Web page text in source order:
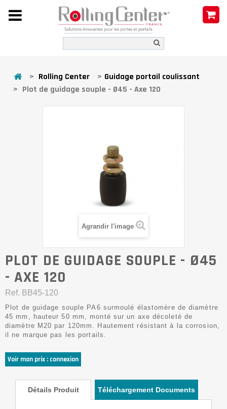
> Rolling Center > Guidage portail coulissant
> Plot de guidage souple - Ø45 - Axe 120
Agrandir l'image
PLOT DE GUIDAGE SOUPLE - Ø45
- AXE 120
Ref. BB45-120
Plot de guidage souple PA6 surmoulé élastomère de diamètre
45 mm, hauteur 50 mm, monté sur un axe décoleté de
diamètre M20 par 120mm. Hautement résistant à la corrosion,
il ne marque pas les portails.
Voir mon prix : connexion
Détails Produit Téléchargement Documents